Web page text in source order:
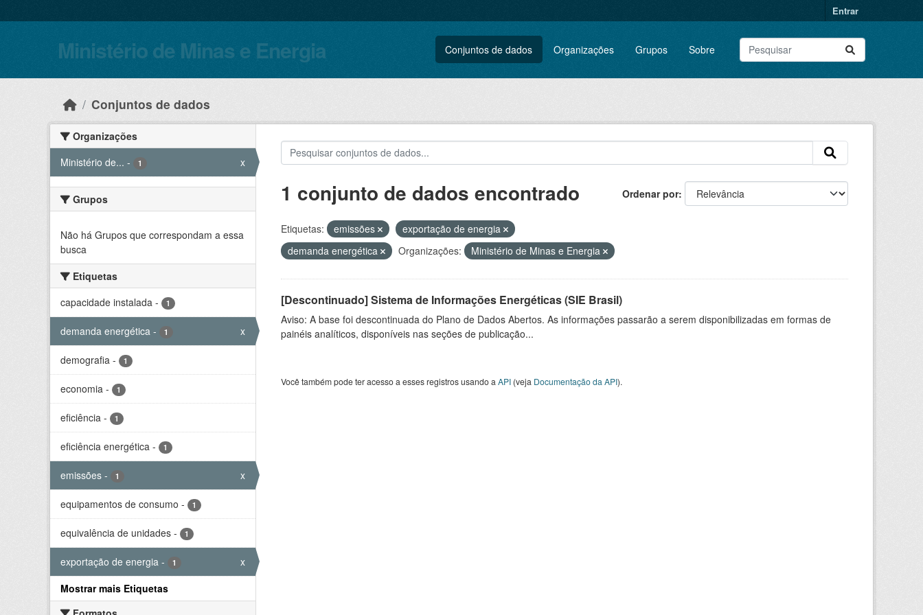
Entrar
Ministério de Minas e Energia Conjuntos de dados Organizações Grupos Sobre
Conjuntos de dados
Organizações
Ministério de... - 1 x
Grupos
Não há Grupos que correspondam a essa
busca
Etiquetas
capacidade instalada - 1
demanda energética - 1 x
demografia - 1
economia - 1
eficiência - 1
eficiência energética - 1
emissões - 1 x
equipamentos de consumo - 1
equivalência de unidades - 1
exportação de energia - 1
x
Mostrar mais Etiquetas
Ordenar por
1 conjunto de dados encontrado
Etiquetas: emissões
exportação de energia
demanda energética
Organizações: Ministério de Minas e Energia
[Descontinuado] Sistema de Informações Energéticas (SIE Brasil)
Aviso: A base foi descontinuada do Plano de Dados Abertos. As informações passarão a serem disponibilizadas em formas de
painéis analíticos, disponíveis nas seções de publicação...
Você também pode ter acesso a esses registros usando a API(veja Documentação da API).